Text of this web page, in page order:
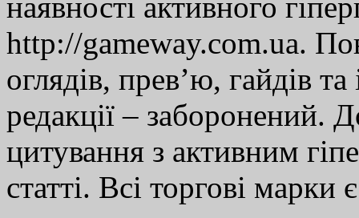
наявності активного
http://gameway.com.ua.
оглядів, прев’ю, гайдів
редакції – заборонений.
цитування з активним
статті. Всі торгові марки